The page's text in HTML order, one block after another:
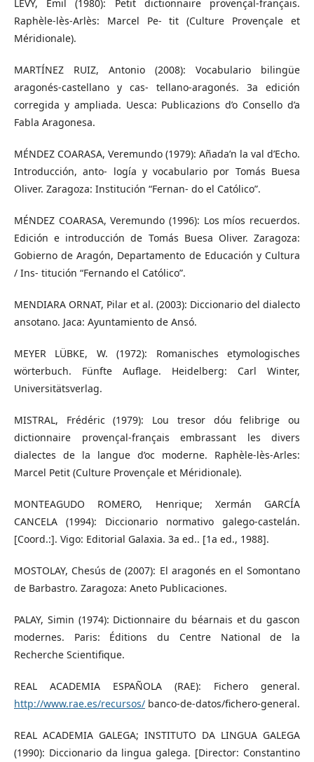
LEVY, Emil (1980): Petit dictionnaire provençal-français.
Raphèle-lès-Arlès: Marcel Pe- tit (Culture Provençale et
Méridionale).
MARTÍNEZ RUIZ, Antonio (2008): Vocabulario bilingüe
aragonés-castellano y cas- tellano-aragonés. 3a edición
corregida y ampliada. Uesca: Publicazions d’o Consello d’a
Fabla Aragonesa.
MÉNDEZ COARASA, Veremundo (1979): Añada’n la val d’Echo.
Introducción, anto- logía y vocabulario por Tomás Buesa
Oliver. Zaragoza: Institución “Fernan- do el Católico”.
MÉNDEZ COARASA, Veremundo (1996): Los míos recuerdos.
Edición e introducción de Tomás Buesa Oliver. Zaragoza:
Gobierno de Aragón, Departamento de Educación y Cultura
/ Ins- titución “Fernando el Católico”.
MENDIARA ORNAT, Pilar et al. (2003): Diccionario del dialecto
ansotano. Jaca: Ayuntamiento de Ansó.
MEYER LÜBKE, W. (1972): Romanisches etymologisches
wörterbuch. Fünfte Auflage. Heidelberg: Carl Winter,
Universitätsverlag.
MISTRAL, Frédéric (1979): Lou tresor dóu felibrige ou
dictionnaire provençal-français embrassant les divers
dialectes de la langue d’oc moderne. Raphèle-lès-Arles:
Marcel Petit (Culture Provençale et Méridionale).
MONTEAGUDO ROMERO, Henrique; Xermán GARCÍA
CANCELA (1994): Diccionario normativo galego-castelán.
[Coord.:]. Vigo: Editorial Galaxia. 3a ed.. [1a ed., 1988].
MOSTOLAY, Chesús de (2007): El aragonés en el Somontano
de Barbastro. Zaragoza: Aneto Publicaciones.
PALAY, Simin (1974): Dictionnaire du béarnais et du gascon
modernes. Paris: Éditions du Centre National de la
Recherche Scientifique.
REAL ACADEMIA ESPAÑOLA (RAE): Fichero general.
http://www.rae.es/recursos/ banco-de-datos/fichero-general.
REAL ACADEMIA GALEGA; INSTITUTO DA LINGUA GALEGA
(1990): Diccionario da lingua galega. [Director: Constantino